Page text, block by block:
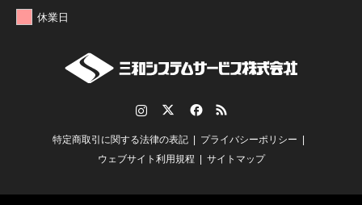
休業日
RSS
特定商取引に関する法律の表記
プライバシーポリシー
ウェブサイト利用規程
サイトマップ